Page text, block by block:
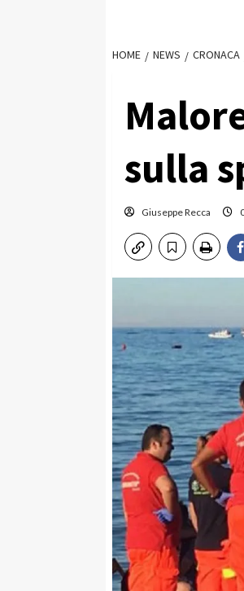
HOME NEWS CRONACA
sulla
Giuseppe Recca